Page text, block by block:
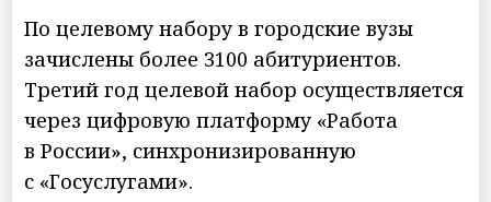
По целевому набору в городские вузы
зачислены более 3100 абитуриентов.
Третий год целевой набор осуществляется
через цифровую платформу «Работа
в России», синхронизированную
с «Госуслугами».